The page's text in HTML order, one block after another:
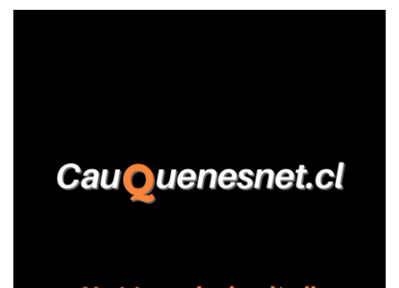
relató que los hechos ocurrieron cerca de las 11:30 horas en el
trabajadores, el edil descendió del vehículo y, en medio de la
confrontación, la habría tomado de los hombros, empujado al
suelo y agredido con golpes de pies y manos, mientr...